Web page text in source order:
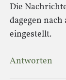
Die
dagegen
eingestellt.
Antworten